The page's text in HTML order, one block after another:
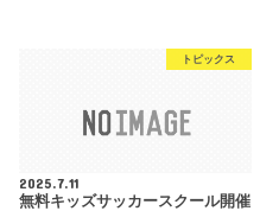
トピックス
2025.7.11
無料キッズサッカースクール開催